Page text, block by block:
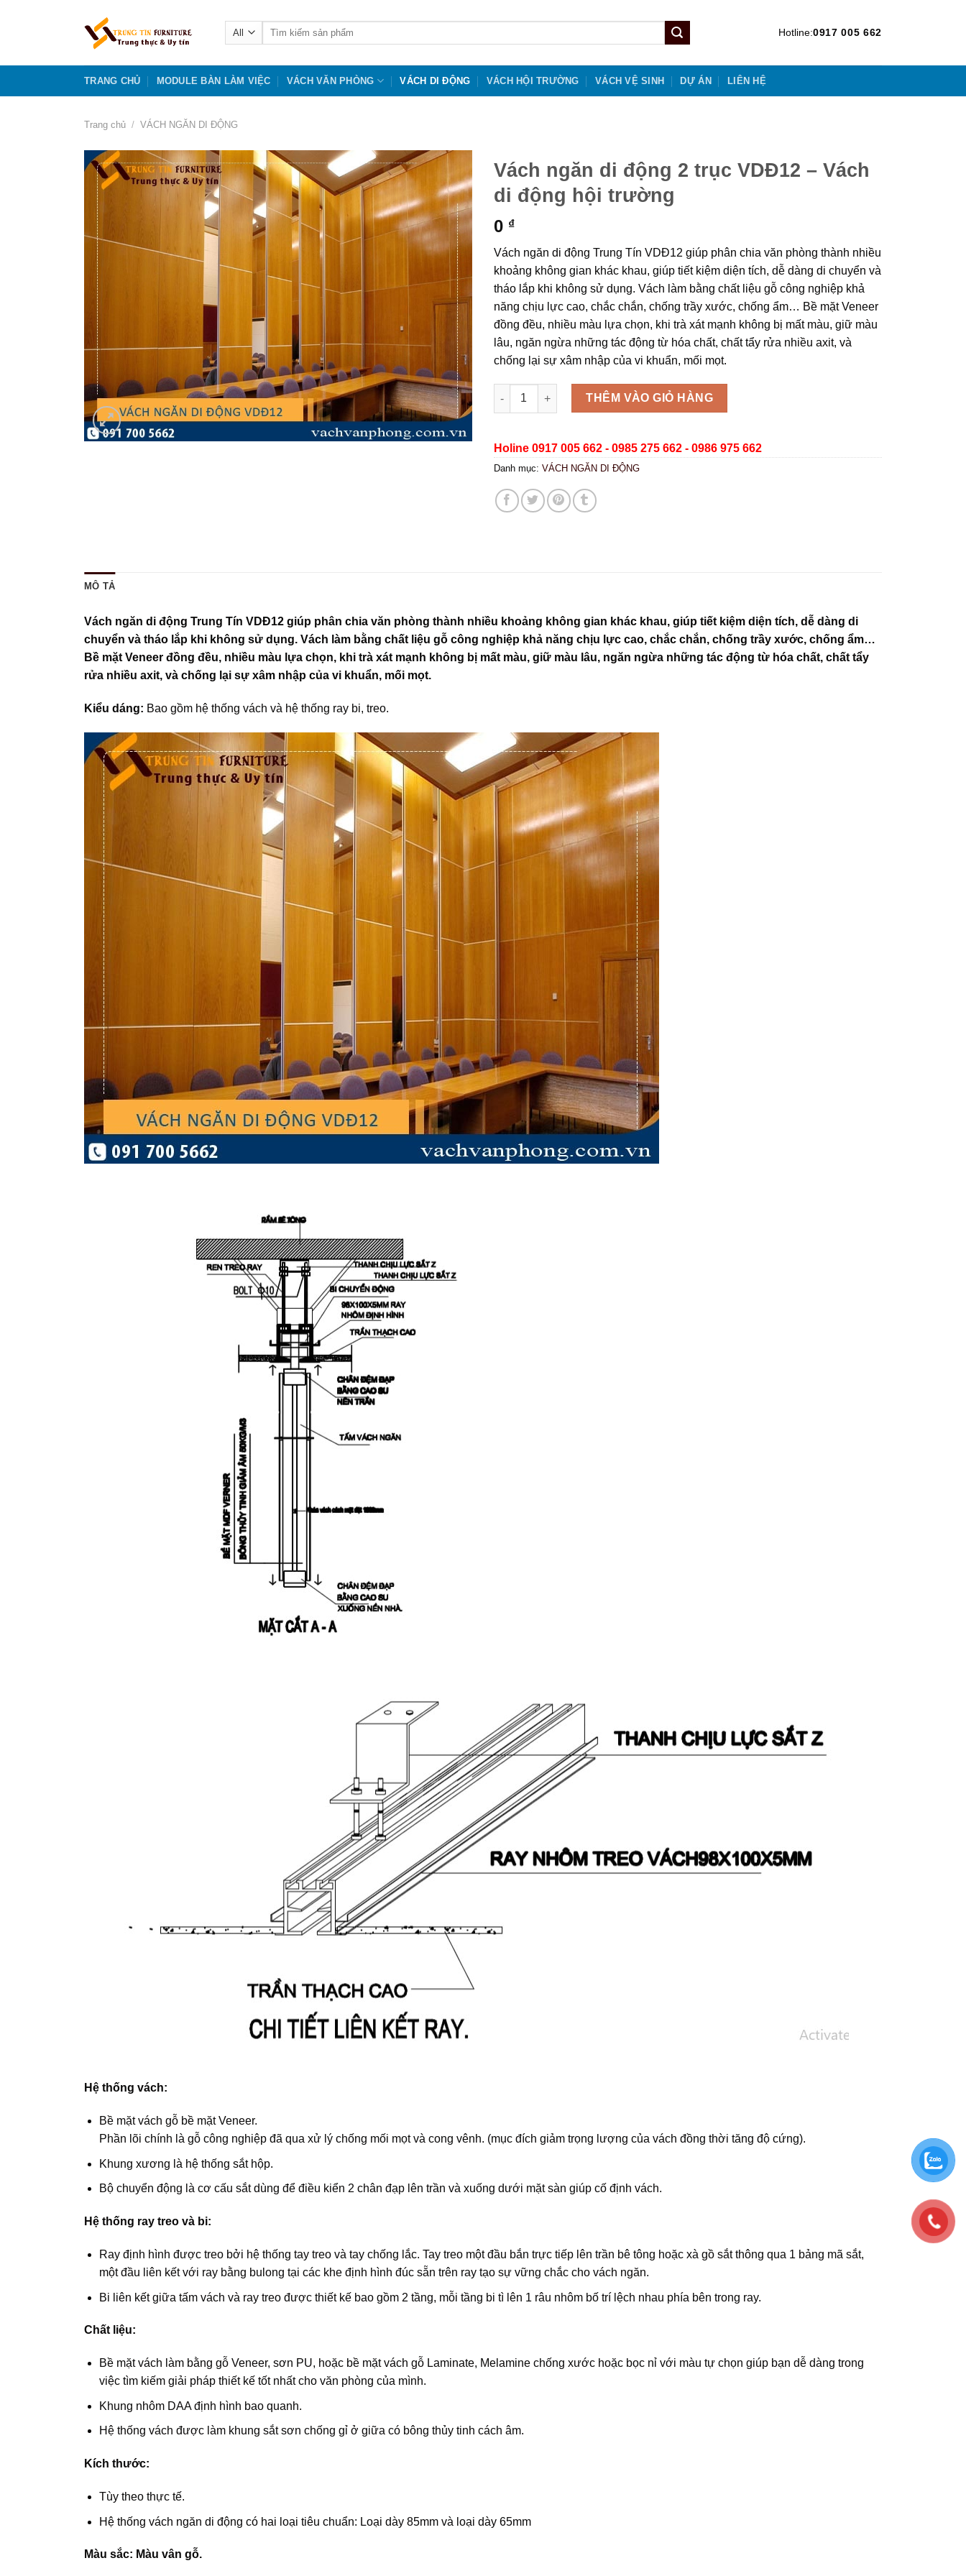
Tìm
Hotline:0917 005 662
TRANG CHỦ MODULE BÀN LÀM VIỆC VÁCH VĂN PHÒNG VÁCH DI ĐỘNG VÁCH HỘI TRƯỜNG VÁCH VỆ SINH DỰ ÁN LIÊN HỆ
Trang chủ / VÁCH NGĂN DI ĐỘNG
Vách ngăn di động 2 trục VDĐ12 – Vách
di động hội trường
0 ₫
Vách ngăn di động Trung Tín VDĐ12 giúp phân chia văn phòng thành nhiều
khoảng không gian khác khau, giúp tiết kiệm diện tích, dễ dàng di chuyển và
tháo lắp khi không sử dụng. Vách làm bằng chất liệu gỗ công nghiệp khả
năng chịu lực cao, chắc chắn, chống trầy xước, chống ẩm… Bề mặt Veneer
đồng đều, nhiều màu lựa chọn, khi trà xát mạnh không bị mất màu, giữ màu
lâu, ngăn ngừa những tác động từ hóa chất, chất tẩy rửa nhiều axit, và
chống lại sự xâm nhập của vi khuẩn, mối mọt.
Vách ngăn di động 2 trục VDĐ12 - Vách di động hội trường số lượng
THÊM VÀO GIỎ HÀNG
Holine 0917 005 662 - 0985 275 662 - 0986 975 662
Danh mục: VÁCH NGĂN DI ĐỘNG
MÔ TẢ
Vách ngăn di động Trung Tín VDĐ12 giúp phân chia văn phòng thành nhiều khoảng không gian khác khau, giúp tiết kiệm diện tích, dễ dàng di
chuyển và tháo lắp khi không sử dụng. Vách làm bằng chất liệu gỗ công nghiệp khả năng chịu lực cao, chắc chắn, chống trầy xước, chống ẩm…
Bề mặt Veneer đồng đều, nhiều màu lựa chọn, khi trà xát mạnh không bị mất màu, giữ màu lâu, ngăn ngừa những tác động từ hóa chất, chất tẩy
rửa nhiều axit, và chống lại sự xâm nhập của vi khuẩn, mối mọt.
Kiểu dáng: Bao gồm hệ thống vách và hệ thống ray bi, treo.
Hệ thống vách:
Bề mặt vách gỗ bề mặt Veneer.
Phần lõi chính là gỗ công nghiệp đã qua xử lý chống mối mọt và cong vênh. (mục đích giảm trọng lượng của vách đồng thời tăng độ cứng).
Khung xương là hệ thống sắt hộp.
Bộ chuyển động là cơ cấu sắt dùng để điều kiển 2 chân đạp lên trần và xuống dưới mặt sàn giúp cố định vách.
Hệ thống ray treo và bi:
Ray định hình được treo bởi hệ thống tay treo và tay chống lắc. Tay treo một đầu bắn trực tiếp lên trần bê tông hoặc xà gồ sắt thông qua 1 bảng mã sắt,
một đầu liên kết với ray bằng bulong tại các khe định hình đúc sẵn trên ray tạo sự vững chắc cho vách ngăn.
Bi liên kết giữa tấm vách và ray treo được thiết kế bao gồm 2 tầng, mỗi tầng bi tì lên 1 râu nhôm bố trí lệch nhau phía bên trong ray.
Chất liệu:
Bề mặt vách làm bằng gỗ Veneer, sơn PU, hoặc bề mặt vách gỗ Laminate, Melamine chống xước hoặc bọc nỉ với màu tự chọn giúp bạn dễ dàng trong
việc tìm kiếm giải pháp thiết kế tốt nhất cho văn phòng của mình.
Khung nhôm DAA định hình bao quanh.
Hệ thống vách được làm khung sắt sơn chống gỉ ở giữa có bông thủy tinh cách âm.
Kích thước:
Tùy theo thực tế.
Hệ thống vách ngăn di động có hai loại tiêu chuẩn: Loại dày 85mm và loại dày 65mm
Màu sắc: Màu vân gỗ.